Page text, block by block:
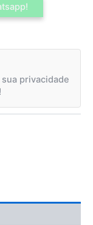
privacidade